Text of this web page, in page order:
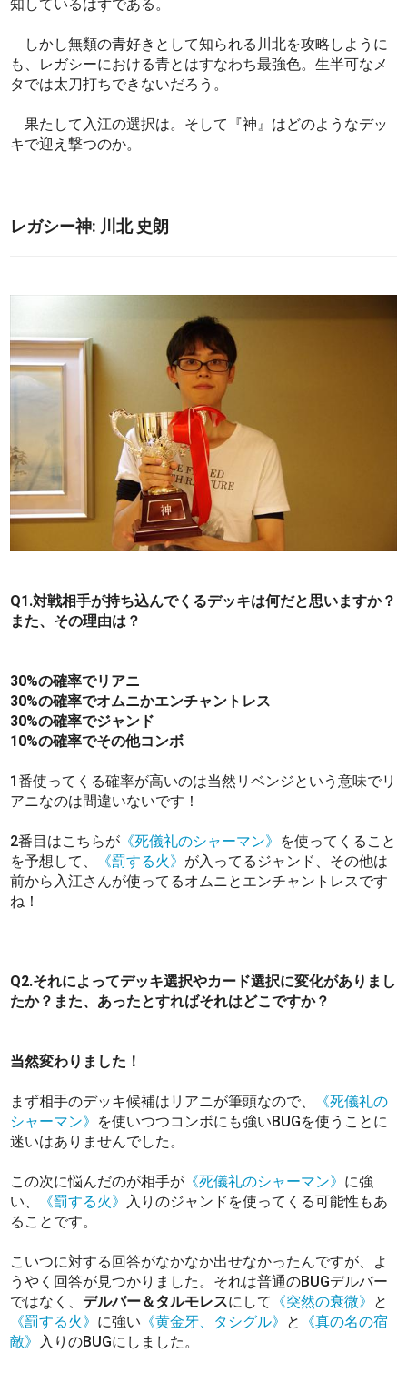
知しているはずである。
しかし無類の青好きとして知られる川北を攻略しように
も、レガシーにおける青とはすなわち最強色。生半可なメ
タでは太刀打ちできないだろう。
果たして入江の選択は。そして『神』はどのようなデッ
キで迎え撃つのか。
レガシー神: 川北 史朗
Q1.対戦相手が持ち込んでくるデッキは何だと思いますか？
また、その理由は？
30%の確率でリアニ
30%の確率でオムニかエンチャントレス
30%の確率でジャンド
10%の確率でその他コンボ
1番使ってくる確率が高いのは当然リベンジという意味でリ
アニなのは間違いないです！
2番目はこちらが 《死儀礼のシャーマン》 を使ってくること
を予想して、
《罰する火》 が入ってるジャンド、その他は
前から入江さんが使ってるオムニとエンチャントレスです
ね！
Q2.それによってデッキ選択やカード選択に変化がありまし
たか？また、あったとすればそれはどこですか？
当然変わりました！
まず相手のデッキ候補はリアニが筆頭なので、
《死儀礼の
シャーマン》 を使いつつコンボにも強いBUGを使うことに
迷いはありませんでした。
この次に悩んだのが相手が 《死儀礼のシャーマン》 に強
い、
《罰する火》 入りのジャンドを使ってくる可能性もあ
ることです。
こいつに対する回答がなかなか出せなかったんですが、よ
うやく回答が見つかりました。それは普通のBUGデルバー
ではなく、 デルバー＆タルモレスにして 《突然の衰微》 と
《罰する火》 に強い 《黄金牙、タシグル》 と
《真の名の宿
敵》 入りのBUGにしました。